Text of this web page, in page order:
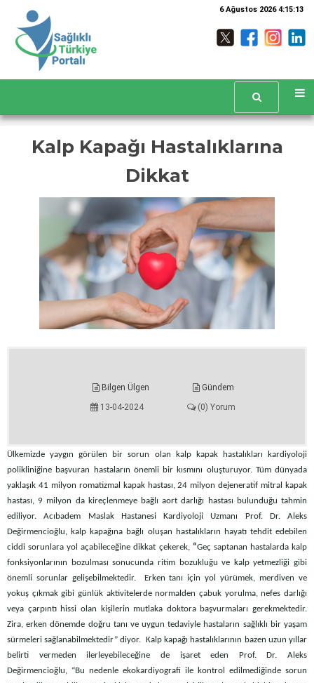
6 Ağustos 2026 4:15:13
Kalp Kapağı Hastalıklarına
Dikkat
Bilgen Ülgen
Gündem
13-04-2024
(0) Yorum
Ülkemizde yaygın görülen bir sorun olan kalp kapak hastalıkları kardiyoloji
polikliniğine başvuran hastaların önemli bir kısmını oluşturuyor. Tüm dünyada
yaklaşık 41 milyon romatizmal kapak hastası, 24 milyon dejeneratif mitral kapak
hastası, 9 milyon da kireçlenmeye bağlı aort darlığı hastası bulunduğu tahmin
ediliyor. Acıbadem Maslak Hastanesi Kardiyoloji Uzmanı Prof. Dr. Aleks
Değirmencioğlu, kalp kapağına bağlı oluşan hastalıkların hayatı tehdit edebilen
ciddi sorunlara yol açabileceğine dikkat çekerek,“Geç saptanan hastalarda kalp
fonksiyonlarının bozulması sonucunda ritim bozukluğu ve kalp yetmezliği gibi
önemli sorunlar gelişebilmektedir. Erken tanı için yol yürümek, merdiven ve
yokuş çıkmak gibi günlük aktivitelerde normalden çabuk yorulma, nefes darlığı
veya çarpıntı hissi olan kişilerin mutlaka doktora başvurmaları gerekmektedir.
Zira, erken dönemde doğru tanı ve uygun tedaviyle hastaların sağlıklı bir yaşam
sürmeleri sağlanabilmektedir” diyor. Kalp kapağı hastalıklarının bazen uzun yıllar
belirti vermeden ilerleyebileceğine de işaret eden Prof. Dr. Aleks
Değirmencioğlu, “Bu nedenle ekokardiyografi ile kontrol edilmediğinde sorun